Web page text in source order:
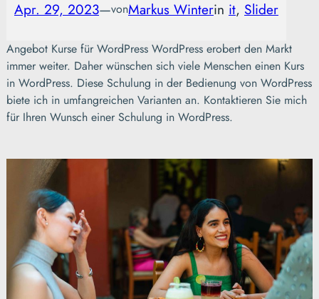
Apr. 29, 2023—vonMarkus Winterin it, Slider
Angebot Kurse für WordPress WordPress erobert den Markt
immer weiter. Daher wünschen sich viele Menschen einen Kurs
in WordPress. Diese Schulung in der Bedienung von WordPress
biete ich in umfangreichen Varianten an. Kontaktieren Sie mich
für Ihren Wunsch einer Schulung in WordPress.